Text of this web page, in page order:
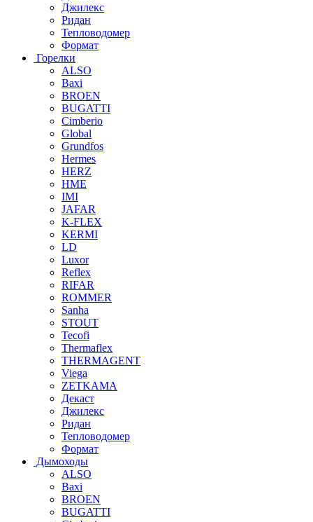
Джилекс
Ридан
Тепловодомер
Формат
Горелки
ALSO
Baxi
BROEN
BUGATTI
Cimberio
Global
Grundfos
Hermes
HERZ
HME
IMI
JAFAR
K-FLEX
KERMI
LD
Luxor
Reflex
RIFAR
ROMMER
Sanha
STOUT
Tecofi
Thermaflex
THERMAGENT
Viega
ZETKAMA
Декаст
Джилекс
Ридан
Тепловодомер
Формат
Дымоходы
ALSO
Baxi
BROEN
BUGATTI